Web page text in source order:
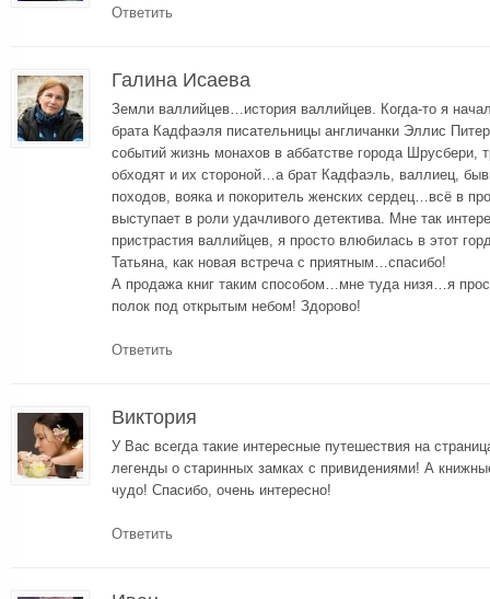
Ответить
Галина Исаева
Земли валлийцев…история валлийцев. Когда-то я
брата Кадфаэля писательницы англичанки Эллис
событий жизнь монахов в аббатстве города Шрусбери,
обходят и их стороной…а брат Кадфаэль, валлиец,
походов, вояка и покоритель женских сердец…всё в
выступает в роли удачливого детектива. Мне так
пристрастия валлийцев, я просто влюбилась в этот
Татьяна, как новая встреча с приятным…спасибо!
А продажа книг таким способом…мне туда низя…я
полок под открытым небом! Здорово!
Ответить
Виктория
У Вас всегда такие интересные путешествия на
легенды о старинных замках с привидениями! А
чудо! Спасибо, очень интересно!
Ответить